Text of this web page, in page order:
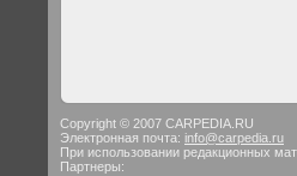
Copyright © 2007 CARPEDIA.RU
Электронная почта: info@carpedia.ru
При использовании редакционных
Партнеры: